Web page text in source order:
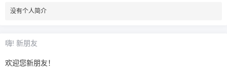
没有个人简介
嗨! 新朋友
欢迎您新朋友！